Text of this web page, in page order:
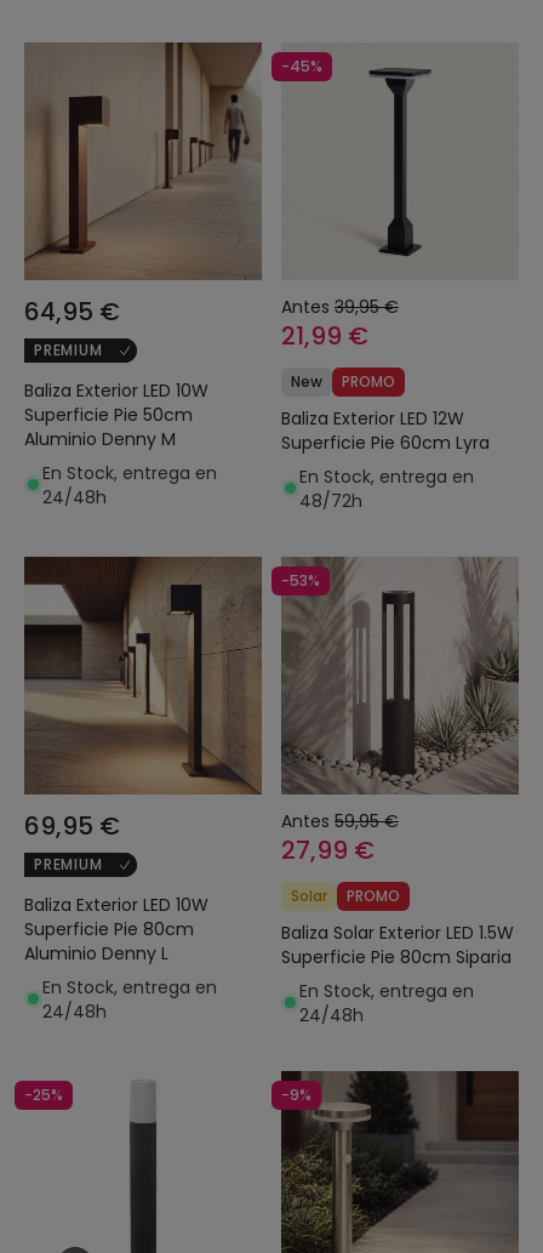
64,95 €
PREMIUM
Baliza Exterior LED 10W
Superficie Pie 50cm
Aluminio Denny M
En Stock, entrega en
24/48h
-45%
Antes 39,95 €
21,99 €
New PROMO
Baliza Exterior LED 12W
Superficie Pie 60cm Lyra
En Stock, entrega en
48/72h
69,95 €
PREMIUM
Baliza Exterior LED 10W
Superficie Pie 80cm
Aluminio Denny L
En Stock, entrega en
24/48h
-53%
Antes 59,95 €
27,99 €
Solar PROMO
Baliza Solar Exterior LED 1.5W
Superficie Pie 80cm Siparia
En Stock, entrega en
24/48h
-25% -9%